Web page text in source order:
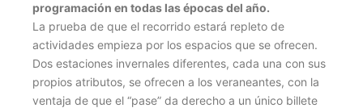
programación en todas las épocas del año.
La prueba de que el recorrido estará repleto de
actividades empieza por los espacios que se ofrecen.
Dos estaciones invernales diferentes, cada una con sus
propios atributos, se ofrecen a los veraneantes, con la
ventaja de que el “pase” da derecho a un único billete